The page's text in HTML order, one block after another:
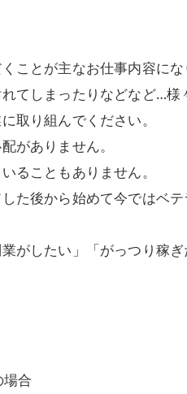
ことが主なお仕事内容にな
てしまったりなどなど…様
取り組んでください。
がありません。
ることもありません。
た後から始めて今ではベ
がしたい」「がっつり稼
合